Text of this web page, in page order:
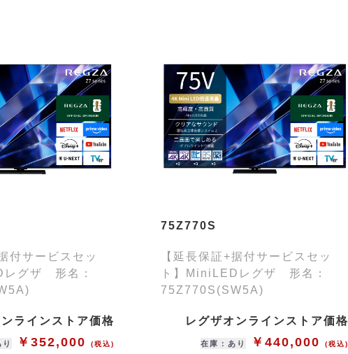
付サービスセッ
レグザ 形名：
ラインストア価格
￥352,000(税込)
75Z770S
【延長保証+据付サービスセッ
ト】MiniLEDレグザ 形名：
75Z770S(SW5A)
レグザオンラインストア価格
在庫：あり ￥440,000(税込)